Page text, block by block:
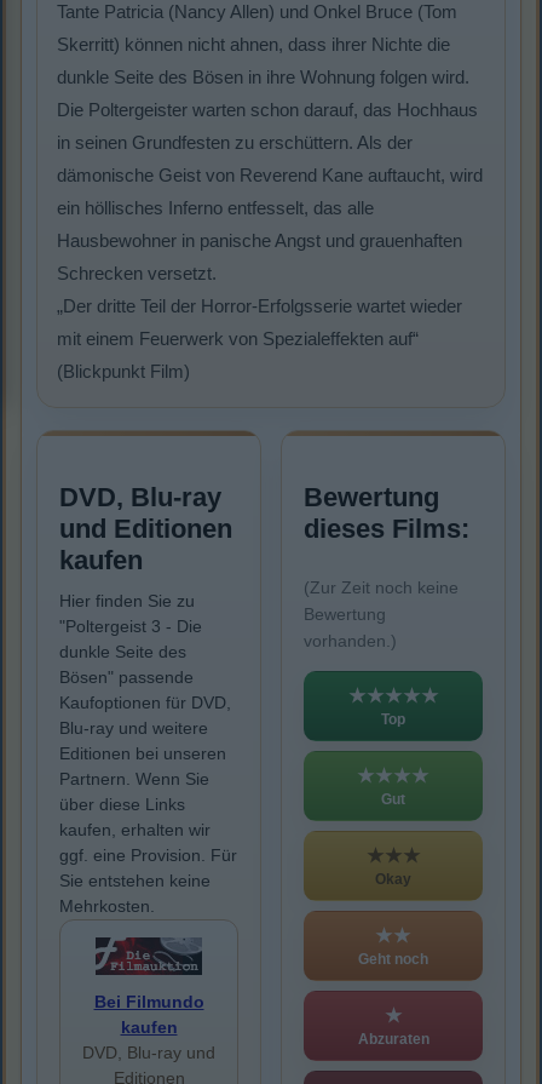
Tante Patricia (Nancy Allen) und Onkel Bruce (Tom
Skerritt) können nicht ahnen, dass ihrer Nichte die
dunkle Seite des Bösen in ihre Wohnung folgen wird.
Die Poltergeister warten schon darauf, das Hochhaus
in seinen Grundfesten zu erschüttern. Als der
dämonische Geist von Reverend Kane auftaucht, wird
ein höllisches Inferno entfesselt, das alle
Hausbewohner in panische Angst und grauenhaften
Schrecken versetzt.
„Der dritte Teil der Horror-Erfolgsserie wartet wieder
mit einem Feuerwerk von Spezialeffekten auf“
(Blickpunkt Film)
DVD, Blu-ray
und Editionen
kaufen
Hier finden Sie zu
"Poltergeist 3 - Die
dunkle Seite des
Bösen" passende
Kaufoptionen für DVD,
Blu-ray und weitere
Editionen bei unseren
Partnern. Wenn Sie
über diese Links
kaufen, erhalten wir
ggf. eine Provision. Für
Sie entstehen keine
Mehrkosten.
Bei Filmundo
kaufen
DVD, Blu-ray und
Editionen
Bewertung
dieses Films:
(Zur Zeit noch keine
Bewertung
vorhanden.)
★★★★★
Top
★★★★
Gut
★★★
Okay
★★
Geht noch
★
Abzuraten